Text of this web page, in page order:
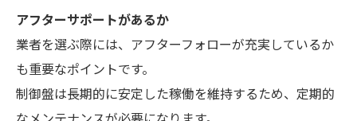
アフターサポートがあるか
業者を選ぶ際には、アフターフォローが充実しているか
も重要なポイントです。
制御盤は長期的に安定した稼働を維持するため、定期的